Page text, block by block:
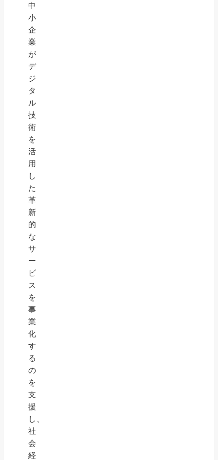
中
小
企
業
が
デ
ジ
タ
ル
技
術
を
活
用
し
た
革
新
的
な
サ
ー
ビ
ス
を
事
業
化
す
る
の
を
支
援
し、
社
会
経